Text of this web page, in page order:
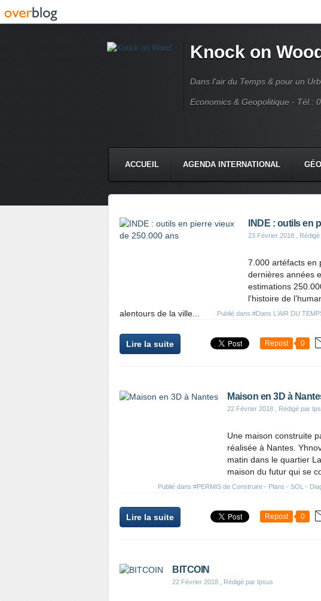
Knock on
Dans l'air du Temps & pour un
Economics & Geopolitique - Tél.:
ACCUEIL AGENDA INTERNATIONAL
INDE : outils en
23 Février 2018 ,
Publié dans #Dans L'AIR DU
7.000 artéfacts en
dernières années
estimations
l’histoire de
alentours de la ville...
Lire la suite Repost 0
Maison en 3D à
22 Février 2018 , Rédigé par
Publié dans #PERMIS de Construire - Plans - SOL -
Une maison construite
réalisée à Nantes.
matin dans le quartier
maison du futur qui se
Lire la suite Repost 0
BITCOIN
22 Février 2018 , Rédigé par Ipsus